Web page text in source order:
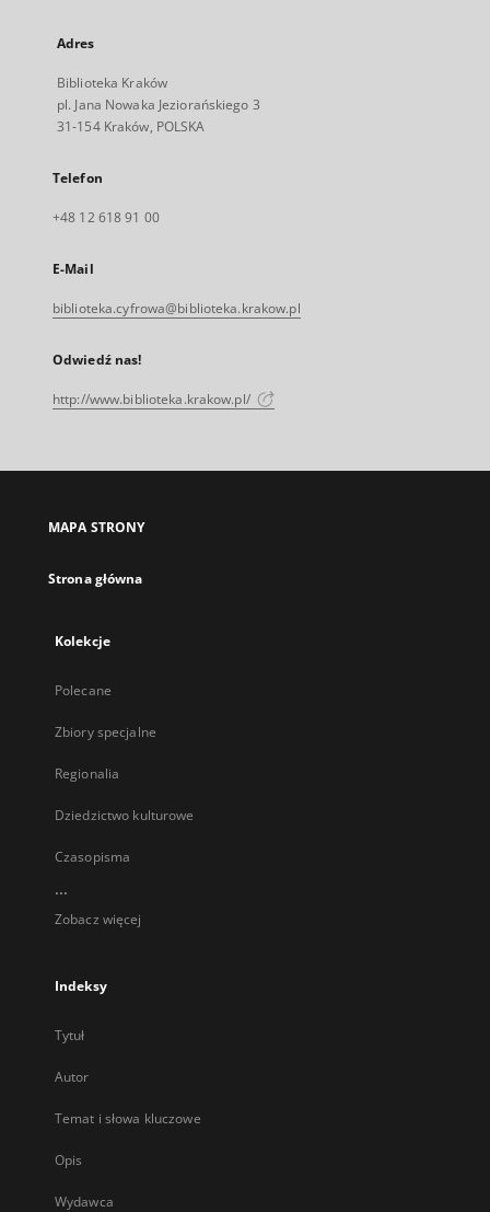
Adres
Biblioteka Kraków
pl. Jana Nowaka Jeziorańskiego 3
31-154 Kraków, POLSKA
Telefon
+48 12 618 91 00
E-Mail
biblioteka.cyfrowa@biblioteka.krakow.pl
Odwiedź nas!
http://www.biblioteka.krakow.pl/
MAPA STRONY
Strona główna
Kolekcje
Polecane
Zbiory specjalne
Regionalia
Dziedzictwo kulturowe
Czasopisma
...
Zobacz więcej
Indeksy
Tytuł
Autor
Temat i słowa kluczowe
Opis
Wydawca